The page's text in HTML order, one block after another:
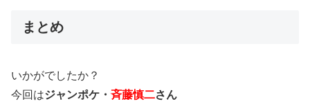
まとめ
いかがでしたか？
今回はジャンポケ・斉藤慎二さん